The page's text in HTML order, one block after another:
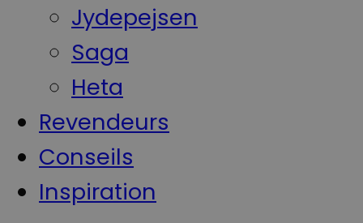
Jydepejsen
Saga
Heta
Revendeurs
Conseils
Inspiration